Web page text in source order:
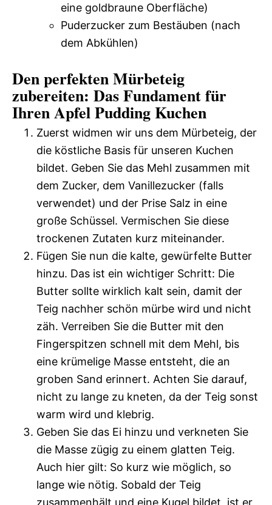
eine goldbraune Oberfläche)
Puderzucker zum Bestäuben (nach
dem Abkühlen)
Den perfekten Mürbeteig
zubereiten: Das Fundament für
Ihren Apfel Pudding Kuchen
Zuerst widmen wir uns dem Mürbeteig, der
die köstliche Basis für unseren Kuchen
bildet. Geben Sie das Mehl zusammen mit
dem Zucker, dem Vanillezucker (falls
verwendet) und der Prise Salz in eine
große Schüssel. Vermischen Sie diese
trockenen Zutaten kurz miteinander.
Fügen Sie nun die kalte, gewürfelte Butter
hinzu. Das ist ein wichtiger Schritt: Die
Butter sollte wirklich kalt sein, damit der
Teig nachher schön mürbe wird und nicht
zäh. Verreiben Sie die Butter mit den
Fingerspitzen schnell mit dem Mehl, bis
eine krümelige Masse entsteht, die an
groben Sand erinnert. Achten Sie darauf,
nicht zu lange zu kneten, da der Teig sonst
warm wird und klebrig.
Geben Sie das Ei hinzu und verkneten Sie
die Masse zügig zu einem glatten Teig.
Auch hier gilt: So kurz wie möglich, so
lange wie nötig. Sobald der Teig
zusammenhält und eine Kugel bildet, ist er